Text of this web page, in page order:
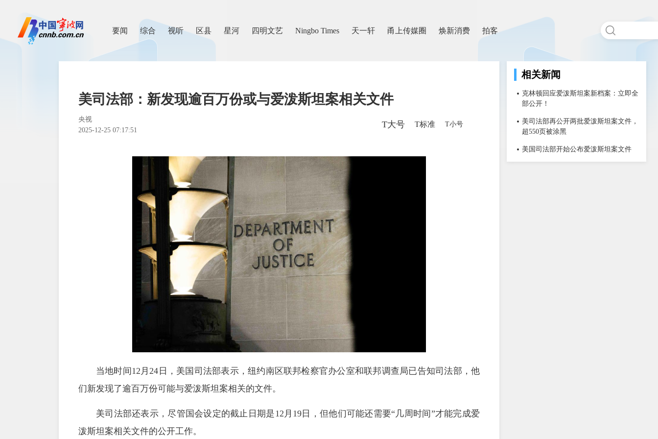
要闻 综合 视听 区县 星河 四明文艺 Ningbo Times 天一轩 甬上传媒圈 焕新消费 拍客
美司法部：新发现逾百万份或与爱泼斯坦案相关文件
央视
2025-12-25 07:17:51
T大号 T标准 T小号
当地时间12月24日，美国司法部表示，纽约南区联邦检察官办公室和联邦调查局已告知司法部，他
们新发现了逾百万份可能与爱泼斯坦案相关的文件。
美司法部还表示，尽管国会设定的截止日期是12月19日，但他们可能还需要“几周时间”才能完成爱
泼斯坦案相关文件的公开工作。
相关新闻
克林顿回应爱泼斯坦案新档案：立即全
部公开！
美司法部再公开两批爱泼斯坦案文件，
超550页被涂黑
美国司法部开始公布爱泼斯坦案文件